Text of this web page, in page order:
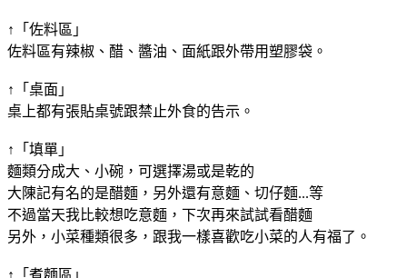
↑「佐料區」
佐料區有辣椒、醋、醬油、面紙跟外帶用塑膠袋。
↑「桌面」
桌上都有張貼桌號跟禁止外食的告示。
↑「填單」
麵類分成大、小碗，可選擇湯或是乾的
大陳記有名的是醋麵，另外還有意麵、切仔麵...等
不過當天我比較想吃意麵，下次再來試試看醋麵
另外，小菜種類很多，跟我一樣喜歡吃小菜的人有福了。
↑「煮麵區」